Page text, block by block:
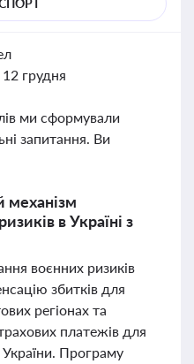
12 грудня
ми сформували
запитання. Ви
механізм
в Україні з
воєнних ризиків
збитків для
регіонах та
платежів для
України. Програму